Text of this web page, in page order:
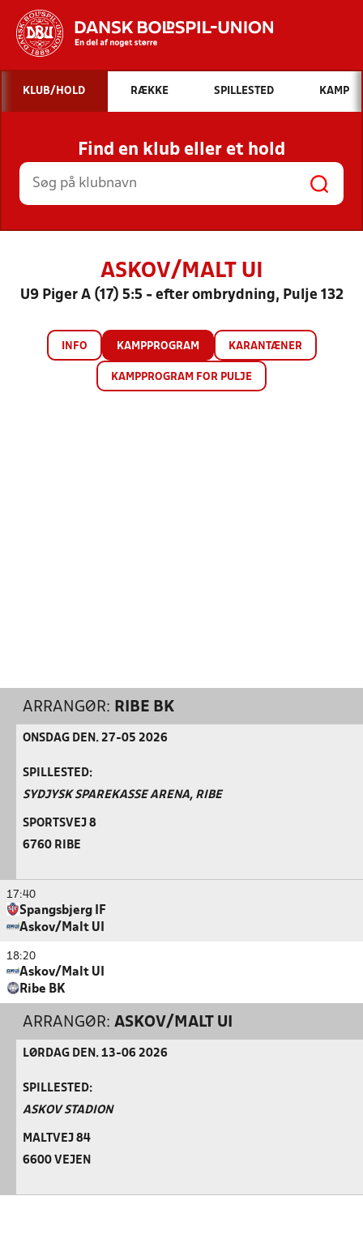
Hvad vil du søge efter?
INDHOLD OG NYHEDER
STILLINGER, RESULTATER, KLUBBER OG
HOLD
KLUB/HOLD RÆKKE SPILLESTED KAMP
Find en klub eller et hold
ASKOV/MALT UI
U9 Piger A (17) 5:5 - efter ombrydning, Pulje 132
INFO KAMPPROGRAM KARANTÆNER
KAMPPROGRAM FOR PULJE
ARRANGØR: RIBE BK
ONSDAG DEN. 27-05 2026
SPILLESTED:
SYDJYSK SPAREKASSE ARENA, RIBE
SPORTSVEJ 8
6760 RIBE
17:40
Spangsbjerg IF
Askov/Malt UI
18:20
Askov/Malt UI
Ribe BK
ARRANGØR: ASKOV/MALT UI
LØRDAG DEN. 13-06 2026
SPILLESTED:
ASKOV STADION
MALTVEJ 84
6600 VEJEN